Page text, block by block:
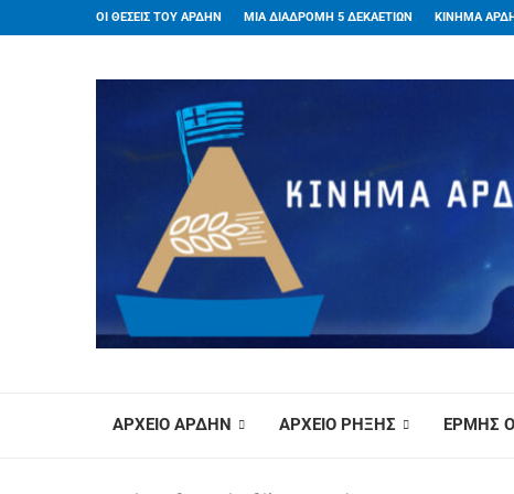
ΟΙ ΘΕΣΕΙΣ ΤΟΥ ΑΡΔΗΝ ΜΙΑ ΔΙΑΔΡΟΜΗ 5 ΔΕΚΑΕΤΙΩΝ ΚΙΝΗΜΑ
ΑΡΧΕΙΟ ΑΡΔΗΝ ΑΡΧΕΙΟ ΡΗΞΗΣ ΕΡΜΗΣ